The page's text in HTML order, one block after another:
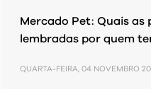
Mercado Pet: Quais as
lembradas por quem
QUARTA-FEIRA, 04 NOVEMBRO